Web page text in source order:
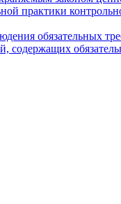
практики
обязательных
содержащих